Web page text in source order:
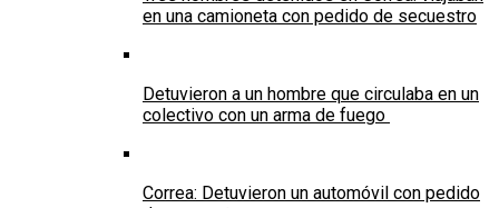
en una camioneta con pedido de secuestro
Detuvieron a un hombre que circulaba en un
colectivo con un arma de fuego
Correa: Detuvieron un automóvil con pedido